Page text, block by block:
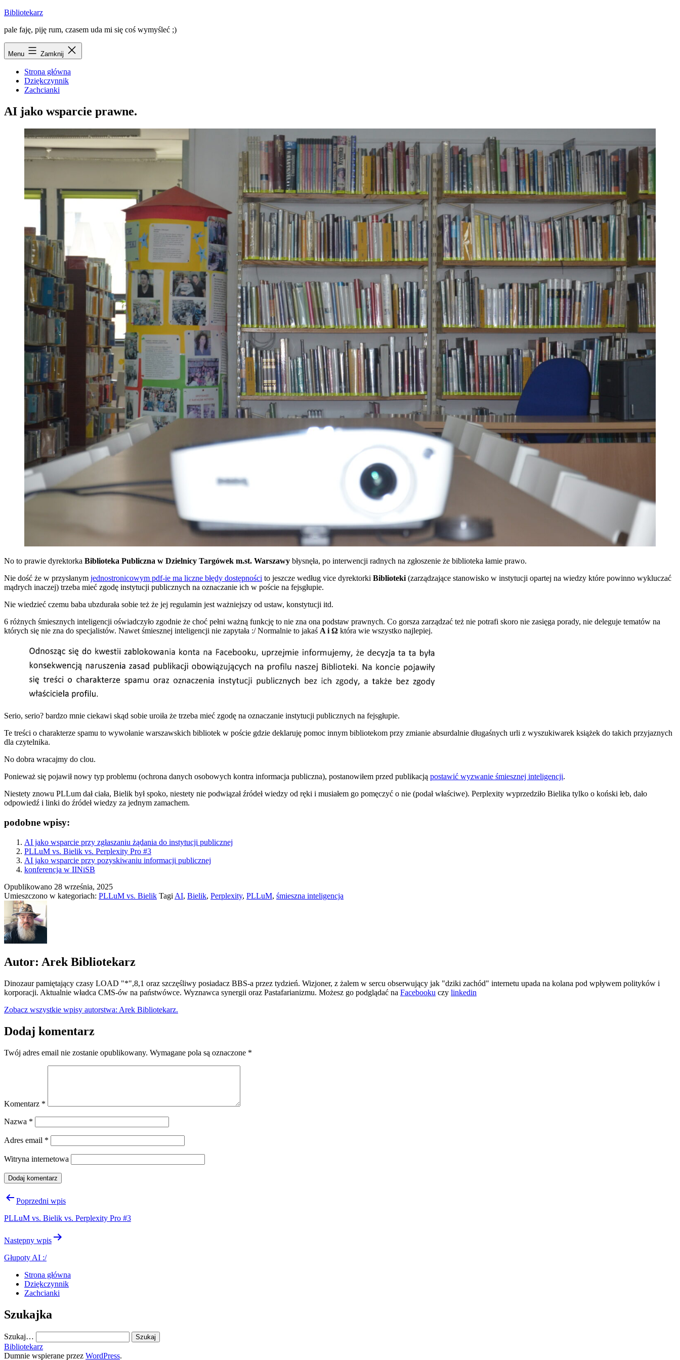
Przejdź
treści
Bibliotekarz
pale faję, piję rum, czasem uda mi się coś wymyśleć ;)
Menu Zamknij
Strona główna
Dziękczynnik
Zachcianki
AI jako wsparcie prawne.
No to prawie dyrektorka Biblioteka Publiczna w Dzielnicy Targówek m.st. Warszawy błysnęła, po interwencji radnych na zgłoszenie że biblioteka łamie prawo.
Nie dość że w przysłanym jednostronicowym pdf-ie ma liczne błędy dostępności to jeszcze według vice dyrektorki Biblioteki (zarządzające stanowisko w instytucji opartej na wiedzy które powinno wykluczać
mądrych inaczej) trzeba mieć zgodę instytucji publicznych na oznaczanie ich w poście na fejsgłupie.
Nie wiedzieć czemu baba ubzdurała sobie też że jej regulamin jest ważniejszy od ustaw, konstytucji itd.
6 różnych śmiesznych inteligencji oświadczyło zgodnie że choć pełni ważną funkcję to nie zna ona podstaw prawnych. Co gorsza zarządzać też nie potrafi skoro nie zasięga porady, nie deleguje tematów na
których się nie zna do specjalistów. Nawet śmiesznej inteligencji nie zapytała :/ Normalnie to jakaś Α i Ω która wie wszystko najlepiej.
Serio, serio? bardzo mnie ciekawi skąd sobie uroiła że trzeba mieć zgodę na oznaczanie instytucji publicznych na fejsgłupie.
Te treści o charakterze spamu to wywołanie warszawskich bibliotek w poście gdzie deklaruję pomoc innym bibliotekom przy zmianie absurdalnie długaśnych urli z wyszukiwarek książek do takich przyjaznych
dla czytelnika.
No dobra wracajmy do clou.
Ponieważ się pojawił nowy typ problemu (ochrona danych osobowych kontra informacja publiczna), postanowiłem przed publikacją postawić wyzwanie śmiesznej inteligencji.
Niestety znowu PLLum dał ciała, Bielik był spoko, niestety nie podwiązał źródeł wiedzy od ręki i musiałem go pomęczyć o nie (podał właściwe). Perplexity wyprzedziło Bielika tylko o koński łeb, dało
odpowiedź i linki do źródeł wiedzy za jednym zamachem.
podobne wpisy:
AI jako wsparcie przy zgłaszaniu żądania do instytucji publicznej
PLLuM vs. Bielik vs. Perplexity Pro #3
AI jako wsparcie przy pozyskiwaniu informacji publicznej
konferencja w IINiSB
Opublikowano 28 września, 2025
Umieszczono w kategoriach: PLLuM vs. Bielik Tagi AI, Bielik, Perplexity, PLLuM, śmieszna inteligencja
Autor: Arek Bibliotekarz
Dinozaur pamiętający czasy LOAD "*",8,1 oraz szczęśliwy posiadacz BBS-a przez tydzień. Wizjoner, z żalem w sercu obserwujący jak "dziki zachód" internetu upada na kolana pod wpływem polityków i
korporacji. Aktualnie władca CMS-ów na państwówce. Wyznawca synergii oraz Pastafarianizmu. Możesz go podglądać na Facebooku czy linkedin
Zobacz wszystkie wpisy autorstwa: Arek Bibliotekarz.
Dodaj komentarz
Twój adres email nie zostanie opublikowany. Wymagane pola są oznaczone *
Komentarz *
Nazwa *
Adres email *
Witryna internetowa
Nawigacja
Poprzedni wpis
PLLuM vs. Bielik vs. Perplexity Pro #3
Następny wpis
Głupoty AI :/
Strona główna
Dziękczynnik
Zachcianki
Szukajka
Szukaj…
Bibliotekarz
Dumnie wspierane przez WordPress.